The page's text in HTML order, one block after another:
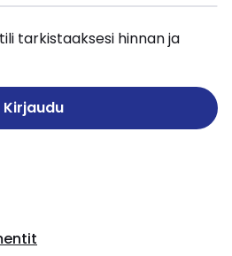
tarkistaaksesi hinnan ja
Kirjaudu